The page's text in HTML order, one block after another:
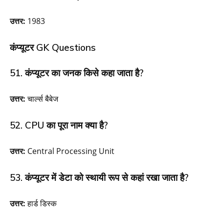
उत्तर: 1983
कंप्यूटर GK Questions
51. कंप्यूटर का जनक किसे कहा जाता है?
उत्तर:चार्ल्स बैबेज
52. CPU का पूरा नाम क्या है?
उत्तर: Central Processing Unit
53. कंप्यूटर में डेटा को स्थायी रूप से कहां रखा जाता है?
उत्तर:हार्ड डिस्क